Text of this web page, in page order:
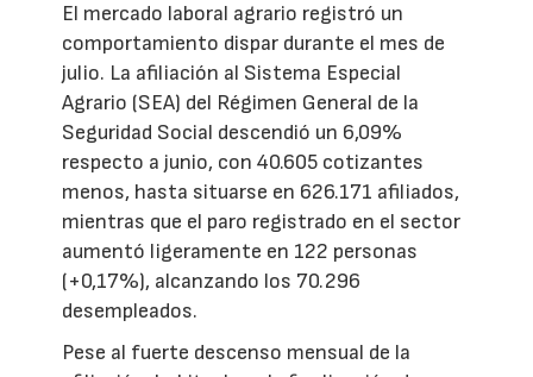
El mercado laboral agrario registró un
comportamiento dispar durante el mes de
julio. La afiliación al Sistema Especial
Agrario (SEA) del Régimen General de la
Seguridad Social descendió un 6,09%
respecto a junio, con 40.605 cotizantes
menos, hasta situarse en 626.171 afiliados,
mientras que el paro registrado en el sector
aumentó ligeramente en 122 personas
(+0,17%), alcanzando los 70.296
desempleados.
Pese al fuerte descenso mensual de la